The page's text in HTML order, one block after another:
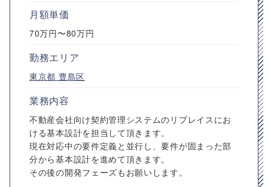
月額単価
70万円〜80万円
勤務エリア
東京都 豊島区
業務内容
不動産会社向け契約管理システムのリプレイスにお
ける基本設計を担当して頂きます。
現在対応中の要件定義と並行し、要件が固まった部
分から基本設計を進めて頂きます。
その後の開発フェーズもお願いします。